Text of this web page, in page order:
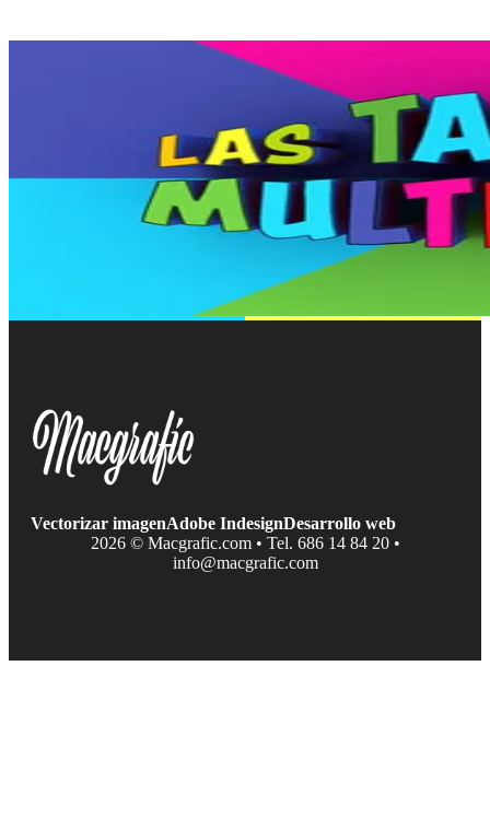
Vectorizar imagenAdobe IndesignDesarrollo web
2026 © Macgrafic.com • Tel. 686 14 84 20 •
info@macgrafic.com